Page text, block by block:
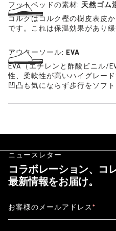
フットベッドの素材: 天然ゴム
コルクはコルク樫の樹皮表皮
です。これは保温効果があり
アウターソール: EVA
EVA（エチレンと酢酸ビニル/
性、柔軟性が高いハイグレー
凹凸も気にならず歩行をソフ
ニュースレター
コラボレーション、コ
最新情報をお届け。
お客様のメールアドレス *